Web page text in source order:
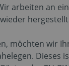
arbeiten an
möchten wir
Dieses